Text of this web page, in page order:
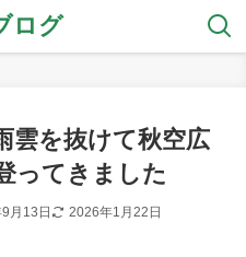
ログ
雲を抜けて秋空広
ってきました
月13日 2026年1月22日